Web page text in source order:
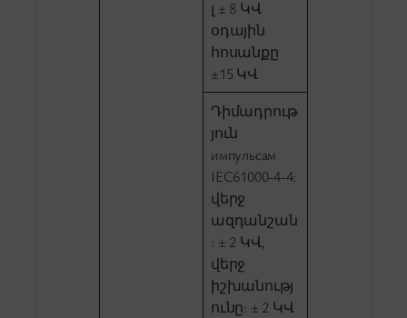
լ ± 8 ԿՎ
օդային
հոսանքը
±15 ԿՎ
Դիմադրութ
յուն
импульсам
IEC61000-4-4:
վերջ
ազդանշան
: ± 2 ԿՎ,
վերջ
իշխանությ
ունը: ± 2 ԿՎ